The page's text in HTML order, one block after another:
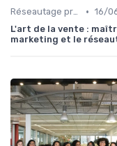
Réseautage professionnel • 16/
L'art de la vente :
marketing et le